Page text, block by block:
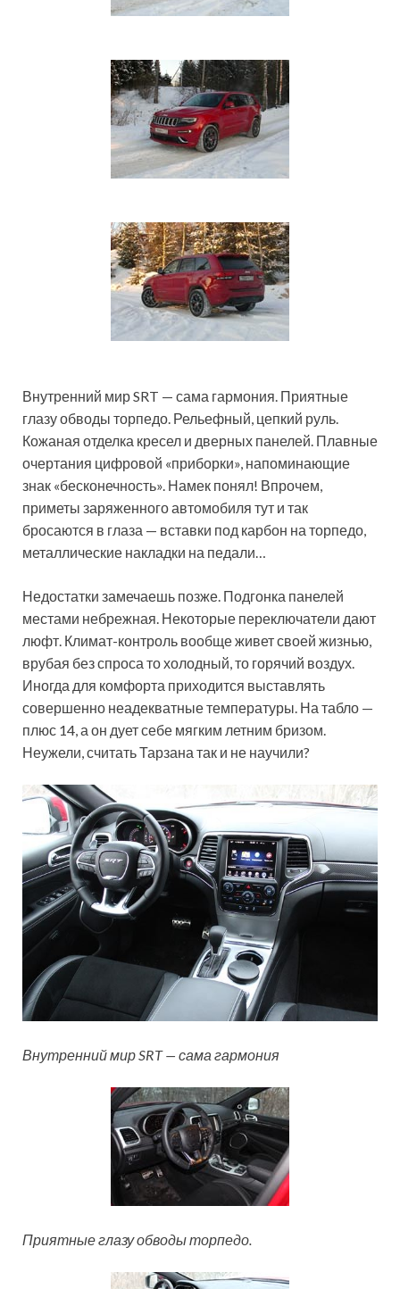
Внутренний мир SRT — сама гармония. Приятные
глазу обводы торпедо. Рельефный, цепкий руль.
Кожаная отделка кресел и дверных панелей. Плавные
очертания цифровой «приборки», напоминающие
знак «бесконечность». Намек понял! Впрочем,
приметы заряженного автомобиля тут и так
бросаются в глаза — вставки под карбон на торпедо,
металлические накладки на педали…
Недостатки замечаешь позже. Подгонка панелей
местами небрежная. Некоторые переключатели дают
люфт. Климат-контроль вообще живет своей жизнью,
врубая без спроса то холодный, то горячий воздух.
Иногда для комфорта приходится выставлять
совершенно неадекватные температуры. На табло —
плюс 14, а он дует себе мягким летним бризом.
Неужели, считать Тарзана так и не научили?
Внутренний мир SRT — сама гармония
Приятные глазу обводы торпедо.